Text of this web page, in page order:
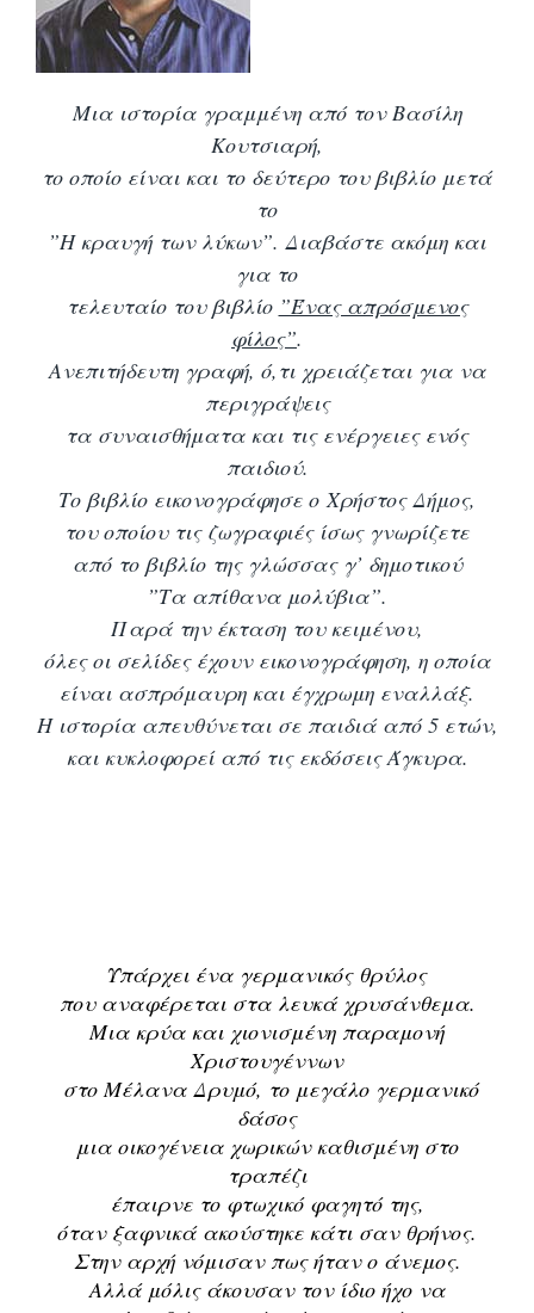
Μια ιστορία γραμμένη από τον Βασίλη
Κουτσιαρή,
το οποίο είναι και το δεύτερο του βιβλίο μετά
το
”Η κραυγή των λύκων”. Διαβάστε ακόμη και
για το
τελευταίο του βιβλίο ”Ένας απρόσμενος
φίλος”.
Ανεπιτήδευτη γραφή, ό,τι χρειάζεται για να
περιγράψεις
τα συναισθήματα και τις ενέργειες ενός
παιδιού.
Το βιβλίο εικονογράφησε ο Χρήστος Δήμος,
του οποίου τις ζωγραφιές ίσως γνωρίζετε
από το βιβλίο της γλώσσας γ’ δημοτικού
”Τα απίθανα μολύβια”.
Παρά την έκταση του κειμένου,
όλες οι σελίδες έχουν εικονογράφηση, η οποία
είναι ασπρόμαυρη και έγχρωμη εναλλάξ.
Η ιστορία απευθύνεται σε παιδιά από 5 ετών,
και κυκλοφορεί από τις εκδόσεις Άγκυρα.
Υπάρχει ένα γερμανικός θρύλος
που αναφέρεται στα λευκά χρυσάνθεμα.
Μια κρύα και χιονισμένη παραμονή
Χριστουγέννων
στο Μέλανα Δρυμό, το μεγάλο γερμανικό
δάσος
μια οικογένεια χωρικών καθισμένη στο
τραπέζι
έπαιρνε το φτωχικό φαγητό της,
όταν ξαφνικά ακούστηκε κάτι σαν θρήνος.
Στην αρχή νόμισαν πως ήταν ο άνεμος.
Αλλά μόλις άκουσαν τον ίδιο ήχο να